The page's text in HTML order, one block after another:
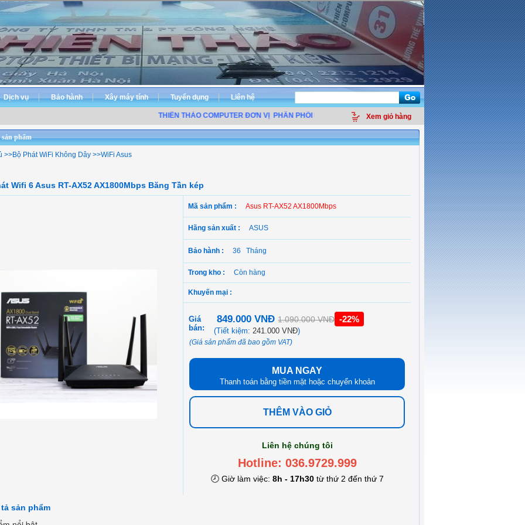
Dịch vụ Bảo hành Xây máy tính Tuyển dụng Liên hệ
THIÊN THẢO COMPUTER ĐƠN VỊ PHÂN PHỐI LINH KIỆN ĐIỆN TỬ MÁY TÍNH - THIẾT BỊ VĂN PHÒNG - GIẢI PHÁP
Xem giỏ hàng
phẩm
>>Bộ Phát WiFi Không Dây >>WiFi Asus
Wifi 6 Asus RT-AX52 AX1800Mbps Băng Tần kép
Mã sản phẩm : Asus RT-AX52 AX1800Mbps
Hãng sản xuất : ASUS
Bảo hành : 36 Tháng
Trong kho : Còn hàng
Khuyến mại :
Giá
bán:
849.000 VNĐ 1.090.000 VNĐ -22%
(Tiết kiệm:241.000 VNĐ)
(Giá sản phẩm đã bao gồm VAT)
MUA NGAY
Thanh toán bằng tiền mặt hoặc chuyển khoản
THÊM VÀO GIỎ
Liên hệ chúng tôi
Hotline: 036.9729.999
🕗 Giờ làm việc: 8h - 17h30từ thứ 2 đến thứ 7
sản phẩm